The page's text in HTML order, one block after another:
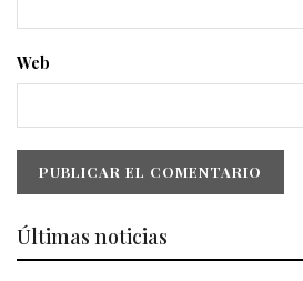
Web
Últimas noticias